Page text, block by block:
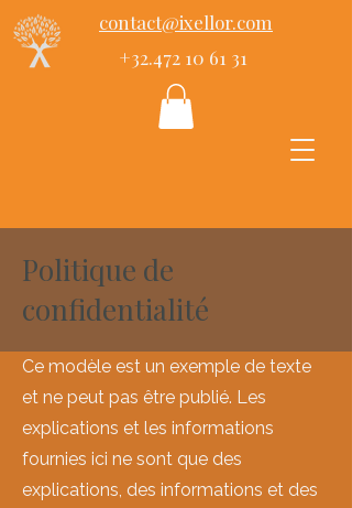
+32.472 10 61 31
contact@ixellor.com
Politique de
confidentialité
Ce modèle est un exemple de texte
et ne peut pas être publié. Les
explications et les informations
fournies ici ne sont que des
explications, des informations et des